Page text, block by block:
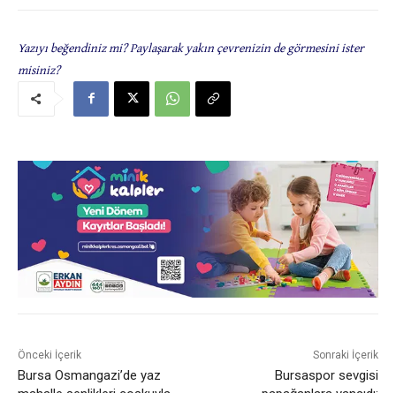
Yazıyı beğendiniz mi? Paylaşarak yakın çevrenizin de görmesini ister
misiniz?
Önceki İçerik
Bursa Osmangazi’de yaz
Sonraki İçerik
Bursaspor sevgisi